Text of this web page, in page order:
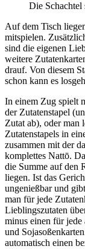
Die
Auf dem Tisch
mitspielen.
sind die eigenen
weitere
drauf. Von diesem
schon kann es
In einem Zug spielt
der Zutatenstapel
Zutat ab), oder man
Zutatenstapels in
zusammen mit der
komplettes Nattō.
die Summe auf den
liegen. Ist das
ungenießbar und
man für jede
Lieblingszutaten
minus einen für
und
automatisch einen